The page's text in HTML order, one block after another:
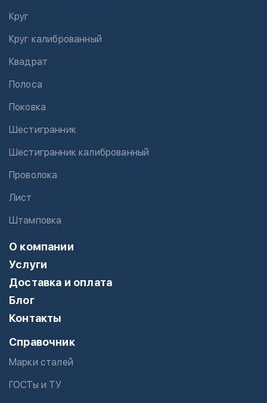
Круг
Круг калиброванный
Квадрат
Полоса
Поковка
Шестигранник
Шестигранник калиброванный
Проволока
Лист
Штамповка
О компании
Услуги
Доставка и оплата
Блог
Контакты
Справочник
Марки сталей
ГОСТы и ТУ